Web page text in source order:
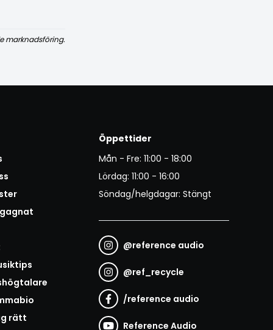
marknadsföring.
rätt
Öppettider
Mån - Fre: 11:00 - 18:00
Lördag: 11:00 - 16:00
Söndag/helgdagar: Stängt
@reference audio
@ref_recycle
/reference audio
Reference Audio